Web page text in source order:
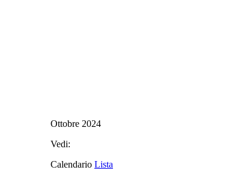
Ottobre 2024
Vedi:
Calendario Lista